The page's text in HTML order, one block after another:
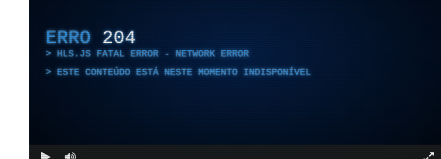
ERRO 204
HLS.JS FATAL ERROR - NETWORK ERROR
ESTE CONTEÚDO ESTÁ NESTE MOMENTO INDISPONÍVEL